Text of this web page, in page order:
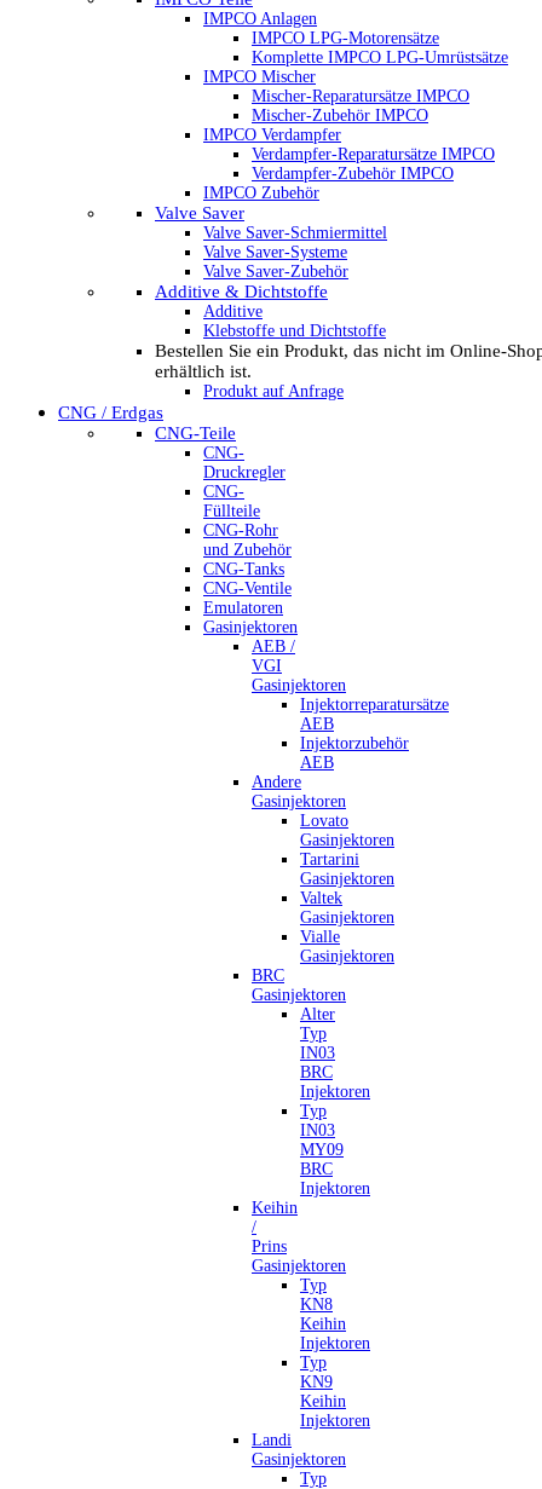
IMPCO Anlagen
IMPCO LPG-Motorensätze
Komplette IMPCO LPG-Umrüstsätze
IMPCO Mischer
Mischer-Reparatursätze IMPCO
Mischer-Zubehör IMPCO
IMPCO Verdampfer
Verdampfer-Reparatursätze IMPCO
Verdampfer-Zubehör IMPCO
IMPCO Zubehör
Valve Saver
Valve Saver-Schmiermittel
Valve Saver-Systeme
Valve Saver-Zubehör
Additive & Dichtstoffe
Additive
Klebstoffe und Dichtstoffe
Bestellen Sie ein Produkt, das nicht im Online-
erhältlich ist.
Produkt auf Anfrage
CNG / Erdgas
CNG-Teile
CNG-
Druckregler
CNG-
Füllteile
CNG-Rohr
und Zubehör
CNG-Tanks
CNG-Ventile
Emulatoren
Gasinjektoren
AEB /
VGI
Gasinjektoren
Injektorreparatursätze
AEB
Injektorzubehör
AEB
Andere
Gasinjektoren
Lovato
Gasinjektoren
Tartarini
Gasinjektoren
Valtek
Gasinjektoren
Vialle
Gasinjektoren
BRC
Gasinjektoren
Alter
Typ
IN03
BRC
Injektoren
Typ
IN03
MY09
BRC
Injektoren
Keihin
/
Prins
Gasinjektoren
Typ
KN8
Keihin
Injektoren
Typ
KN9
Keihin
Injektoren
Landi
Gasinjektoren
Typ